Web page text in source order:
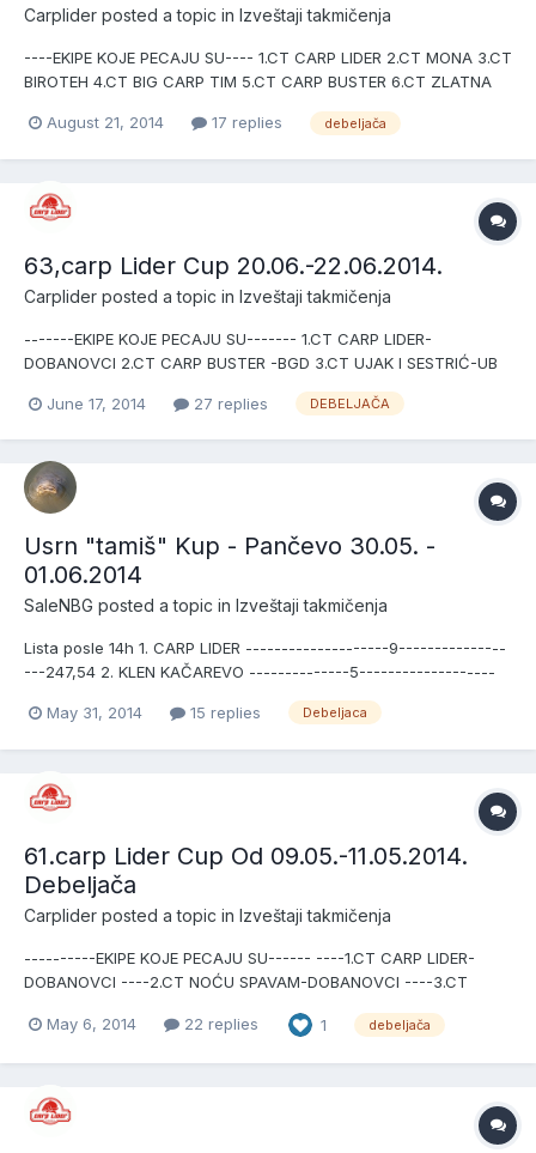
Carplider posted a topic in Izveštaji takmičenja
----EKIPE KOJE PECAJU SU---- 1.CT CARP LIDER 2.CT MONA 3.CT
BIROTEH 4.CT BIG CARP TIM 5.CT CARP BUSTER 6.CT ZLATNA
August 21, 2014
17 replies debeljača
63,carp Lider Cup 20.06.-22.06.2014.
Carplider posted a topic in Izveštaji takmičenja
-------EKIPE KOJE PECAJU SU------- 1.CT CARP LIDER-
DOBANOVCI 2.CT CARP BUSTER -BGD 3.CT UJAK I SESTRIĆ-UB
ZLATNI KARAŠ 2-PAVLIŠ 7.CT ROKADA-VRŠAC 8.CT LIBERO-
June 17, 2014 27 replies DEBELJAČA
Usrn "tamiš" Kup - Pančevo 30.05. -
01.06.2014
SaleNBG posted a topic in Izveštaji takmičenja
Lista posle 14h 1. CARP LIDER --------------------9---------------
---247,54 2. KLEN KAČAREVO --------------5-------------------
-56,38 4. TAMIŠ IV -------------------------3--------------------
May 31, 2014 15 replies Debeljaca
61.carp Lider Cup Od 09.05.-11.05.2014.
Debeljača
Carplider posted a topic in Izveštaji takmičenja
----------EKIPE KOJE PECAJU SU------ ----1.CT CARP LIDER-
DOBANOVCI ----2.CT NOĆU SPAVAM-DOBANOVCI ----3.CT
BAU-BAU-VRŠAC ----6.CT ACA-BGD ----7.CT AVI CARP-
May 6, 2014 22 replies 1 debeljača